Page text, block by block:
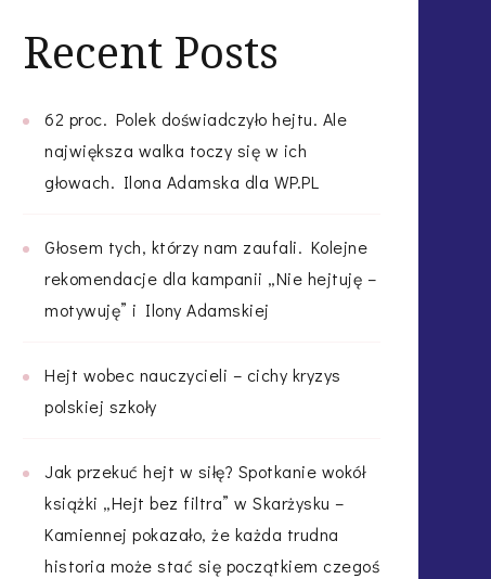
Recent Posts
62 proc. Polek doświadczyło hejtu. Ale
największa walka toczy się w ich
głowach. Ilona Adamska dla WP.PL
Głosem tych, którzy nam zaufali. Kolejne
rekomendacje dla kampanii „Nie hejtuję –
motywuję” i Ilony Adamskiej
Hejt wobec nauczycieli – cichy kryzys
polskiej szkoły
Jak przekuć hejt w siłę? Spotkanie wokół
książki „Hejt bez filtra” w Skarżysku –
Kamiennej pokazało, że każda trudna
historia może stać się początkiem czegoś